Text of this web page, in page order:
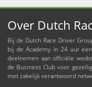
Over Dutch
Bij de Dutch Race Driver
bij de Academy in 24 uur
deelnemen aan officiële
de Business Club voor
met zakelijk verantwoord